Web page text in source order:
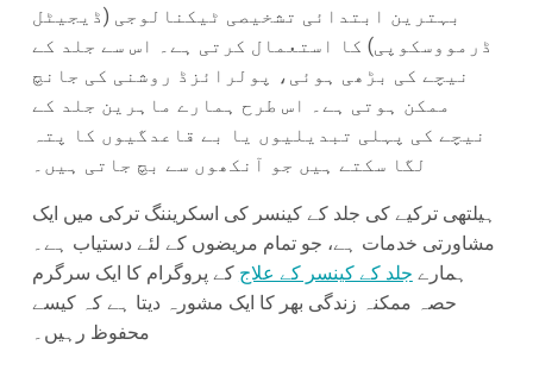
بہترین ابتدائی تشخیصی ٹیکنالوجی (ڈیجیٹل
ڈرمووسکوپی) کا استعمال کرتی ہے۔ اس سے جلد کے
نیچے کی بڑھی ہوئی، پولرائزڈ روشنی کی جانچ
ممکن ہوتی ہے۔ اس طرح ہمارے ماہرین جلد کے
نیچے کی پہلی تبدیلیوں یا بے قاعدگیوں کا پتہ
لگا سکتے ہیں جو آنکھوں سے بچ جاتی ہیں۔
ہیلتھی ترکیے کی جلد کے کینسر کی اسکریننگ ترکی میں ایک
مشاورتی خدمات ہے، جو تمام مریضوں کے لئے دستیاب ہے۔
ہمارے جلد کے کینسر کے علاج کے پروگرام کا ایک سرگرم
حصہ ممکنہ زندگی بھر کا ایک مشورہ دیتا ہے کہ کیسے
محفوظ رہیں۔